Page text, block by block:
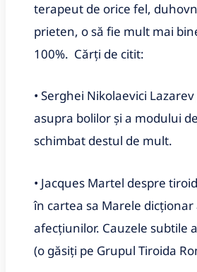
terapeut de orice fel,
prieten, o să fie mult mai
100%. Cărți de citit:
• Serghei Nikolaevici
asupra bolilor și a modului
schimbat destul de mult.
• Jacques Martel despre
în cartea sa Marele dicționar
afecțiunilor. Cauzele subtile
(o găsiți pe Grupul Tiroida